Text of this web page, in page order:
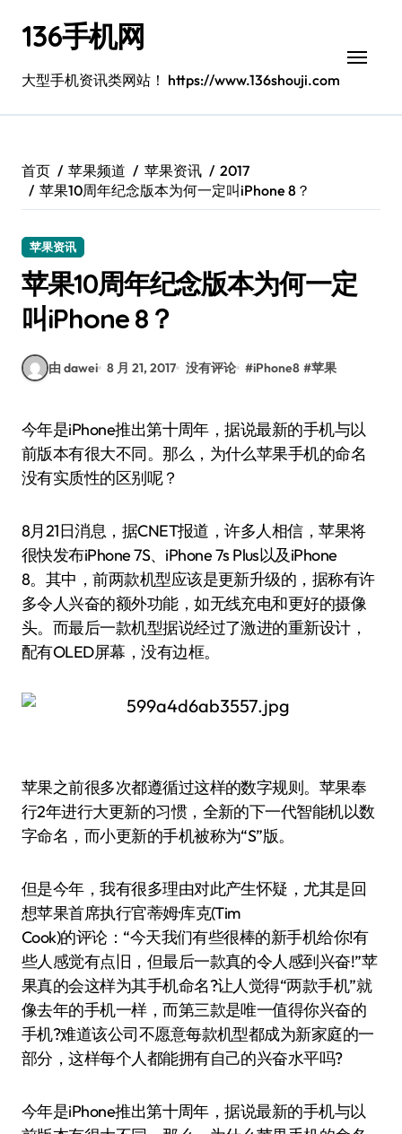
136手机网
大型手机资讯类网站！ https://www.136shouji.com
首页 苹果频道 苹果资讯
2017
苹果10周年纪念版本为何一定叫iPhone 8？
苹果资讯
苹果10周年纪念版本为何一定
叫iPhone 8？
由 dawei 8 月 21, 2017 没有评论 #iPhone8 #苹果
今年是iPhone推出第十周年，据说最新的手机与以
前版本有很大不同。那么，为什么苹果手机的命名
没有实质性的区别呢？
8月21日消息，据CNET报道，许多人相信，苹果将
很快发布iPhone 7S、iPhone 7s Plus以及iPhone
8。其中，前两款机型应该是更新升级的，据称有许
多令人兴奋的额外功能，如无线充电和更好的摄像
头。而最后一款机型据说经过了激进的重新设计，
配有OLED屏幕，没有边框。
苹果之前很多次都遵循过这样的数字规则。苹果奉
行2年进行大更新的习惯，全新的下一代智能机以数
字命名，而小更新的手机被称为“S”版。
但是今年，我有很多理由对此产生怀疑，尤其是回
想苹果首席执行官蒂姆·库克(Tim
Cook)的评论：“今天我们有些很棒的新手机给你!有
些人感觉有点旧，但最后一款真的令人感到兴奋!”苹
果真的会这样为其手机命名?让人觉得“两款手机”就
像去年的手机一样，而第三款是唯一值得你兴奋的
手机?难道该公司不愿意每款机型都成为新家庭的一
部分，这样每个人都能拥有自己的兴奋水平吗?
今年是iPhone推出第十周年，据说最新的手机与以